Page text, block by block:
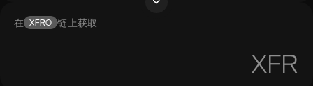
在 XFRO 链上获取
XFR